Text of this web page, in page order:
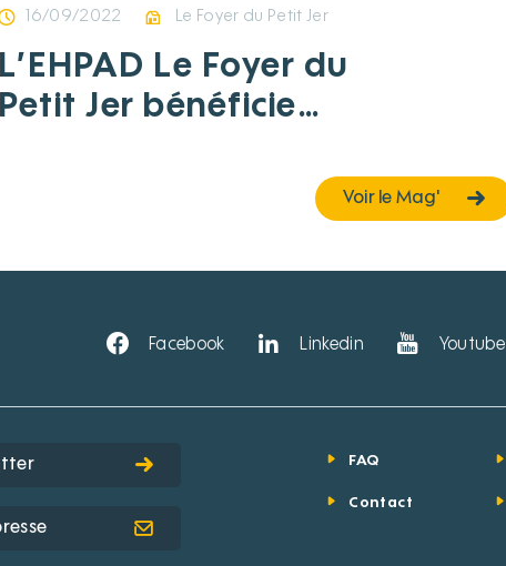
16/09/2022 Le Foyer du Petit Jer
L’EHPAD Le Foyer du
Petit Jer bénéficie
européenne pour desVoir le Mag'
Facebook Linkedin Youtube
Contact
FAQ